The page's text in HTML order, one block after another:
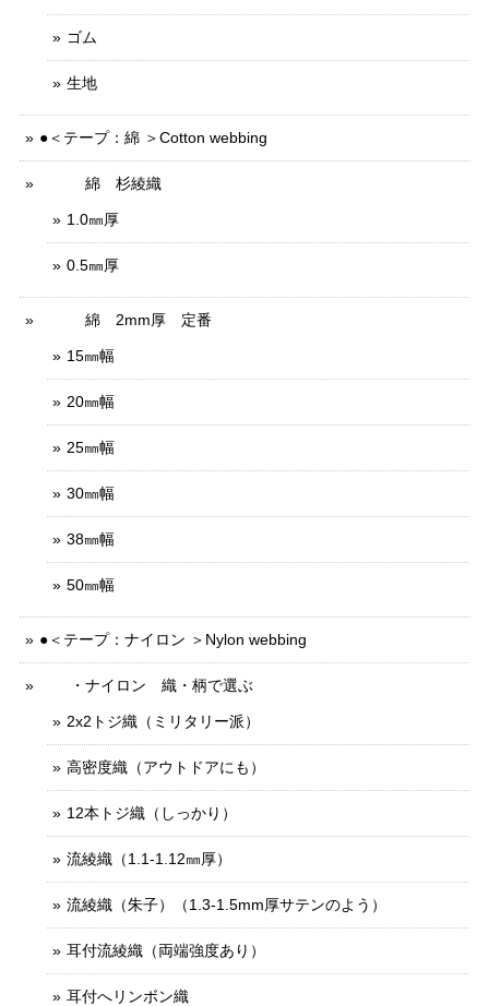
ゴム
生地
●＜テープ：綿 ＞Cotton webbing
綿 杉綾織
1.0㎜厚
0.5㎜厚
綿 2mm厚 定番
15㎜幅
20㎜幅
25㎜幅
30㎜幅
38㎜幅
50㎜幅
●＜テープ：ナイロン ＞Nylon webbing
・ナイロン 織・柄で選ぶ
2x2トジ織（ミリタリー派）
高密度織（アウトドアにも）
12本トジ織（しっかり）
流綾織（1.1-1.12㎜厚）
流綾織（朱子）（1.3-1.5mm厚サテンのよう）
耳付流綾織（両端強度あり）
耳付へリンボン織